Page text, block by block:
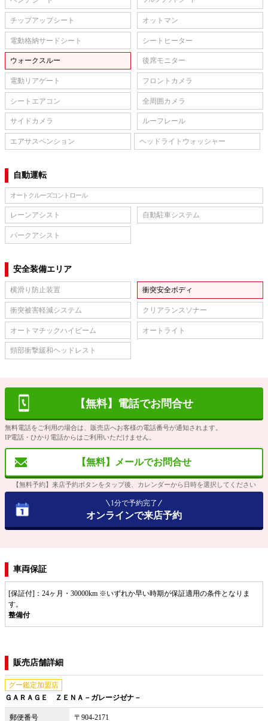
チップアップシート オットマン
電動格納サードシート シートヒーター
ウォークスルー 後席モニター
電動リアゲート フロントカメラ
シートエアコン 全周囲カメラ
サイドカメラ ルーフレール
エアサスペンション ヘッドライトウォッシャー
自動運転
オートクルーズコントロール
レーンアシスト 自動駐車システム
パークアシスト
安全装備エリア
横滑り防止装置 衝突安全ボディ
衝突被害軽減システム クリアランスソナー
オートマチックハイビーム オートライト
頸部衝撃緩和ヘッドレスト
【無料】電話でお問合せ
無料電話をご利用の場合は、販売店へお客様の電話番号が通知されます。
IP電話・ひかり電話からはご利用いただけません。
【無料】メールでお問合せ
【無料予約】来店予約ボタンをタップ後、カレンダーから日時を選択してください
1分で予約完了
オンラインで来店予約
車両保証
[保証付]：24ヶ月・30000km ※いずれか早い時期が保証適用の条件となりま
す。
整備付
販売店舗詳細
グー鑑定加盟店
ＧＡＲＡＧＥ ＺＥＮＡ－ガレージゼナ－
郵便番号 〒904-2171